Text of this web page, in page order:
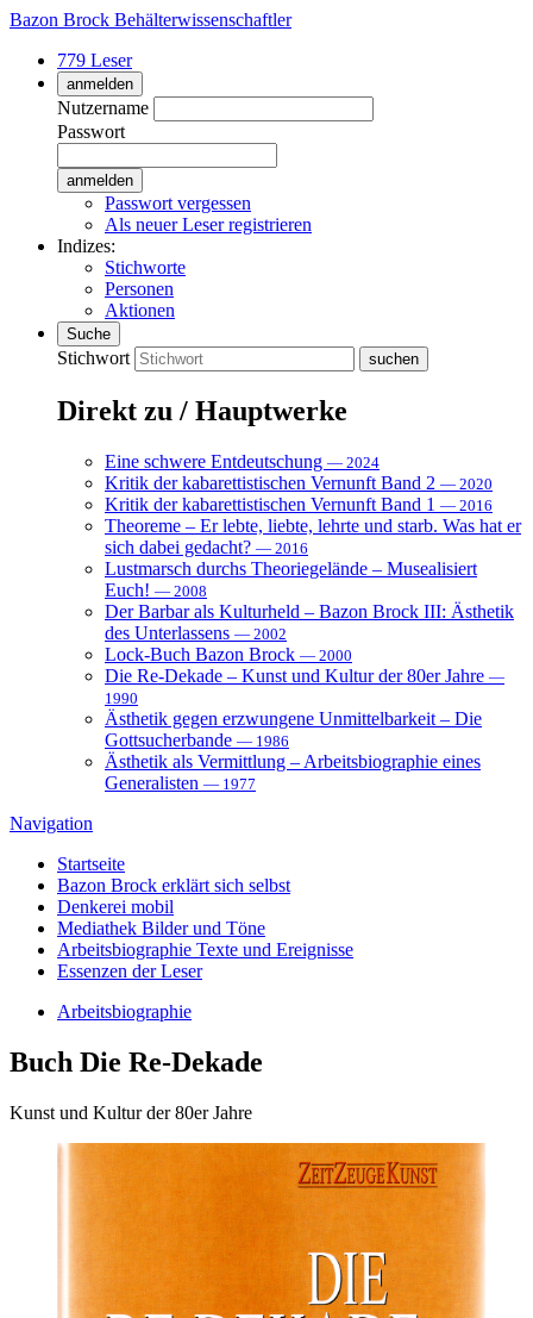
Bazon Brock Behälterwissenschaftler
779 Leser
anmelden
Nutzername
Passwort
Passwort vergessen
Als neuer Leser registrieren
Indizes:
Stichworte
Personen
Aktionen
Suche
Stichwort
Direkt zu / Hauptwerke
Eine schwere Entdeutschung — 2024
Kritik der kabarettistischen Vernunft Band 2 — 2020
Kritik der kabarettistischen Vernunft Band 1 — 2016
Theoreme – Er lebte, liebte, lehrte und starb. Was hat er
sich dabei gedacht? — 2016
Lustmarsch durchs Theoriegelände – Musealisiert
Euch! — 2008
Der Barbar als Kulturheld – Bazon Brock III: Ästhetik
des Unterlassens — 2002
Lock-Buch Bazon Brock — 2000
Die Re-Dekade – Kunst und Kultur der 80er Jahre —
1990
Ästhetik gegen erzwungene Unmittelbarkeit – Die
Gottsucherbande — 1986
Ästhetik als Vermittlung – Arbeitsbiographie eines
Generalisten — 1977
Navigation
Startseite
Bazon Brock erklärt sich selbst
Denkerei mobil
Mediathek Bilder und Töne
Arbeitsbiographie Texte und Ereignisse
Essenzen der Leser
Arbeitsbiographie
Buch Die Re-Dekade
Kunst und Kultur der 80er Jahre